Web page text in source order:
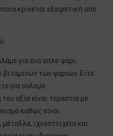
κρίνεται εξαιρετική από
για ένα απλό ψάρι.
των ψαριών. Είτε
για σολομό
αξία είναι τεράστια με
καθώς είναι
ιχνοστοιχεία και